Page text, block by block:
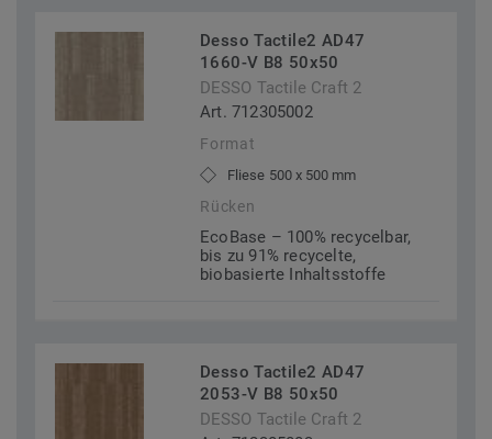
Desso Tactile2 AD47
1660-V B8 50x50
DESSO Tactile Craft 2
Art. 712305002
Format
Fliese 500 x 500 mm
Rücken
EcoBase – 100% recycelbar,
bis zu 91% recycelte,
biobasierte Inhaltsstoffe
Desso Tactile2 AD47
2053-V B8 50x50
DESSO Tactile Craft 2